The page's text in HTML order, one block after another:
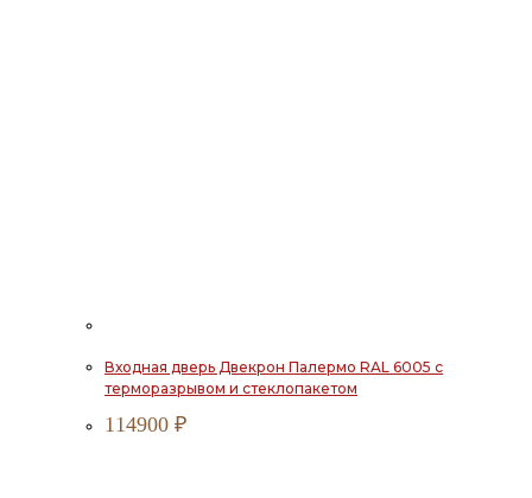
Входная дверь Двекрон Палермо RAL 6005 с
терморазрывом и стеклопакетом
114900 ₽